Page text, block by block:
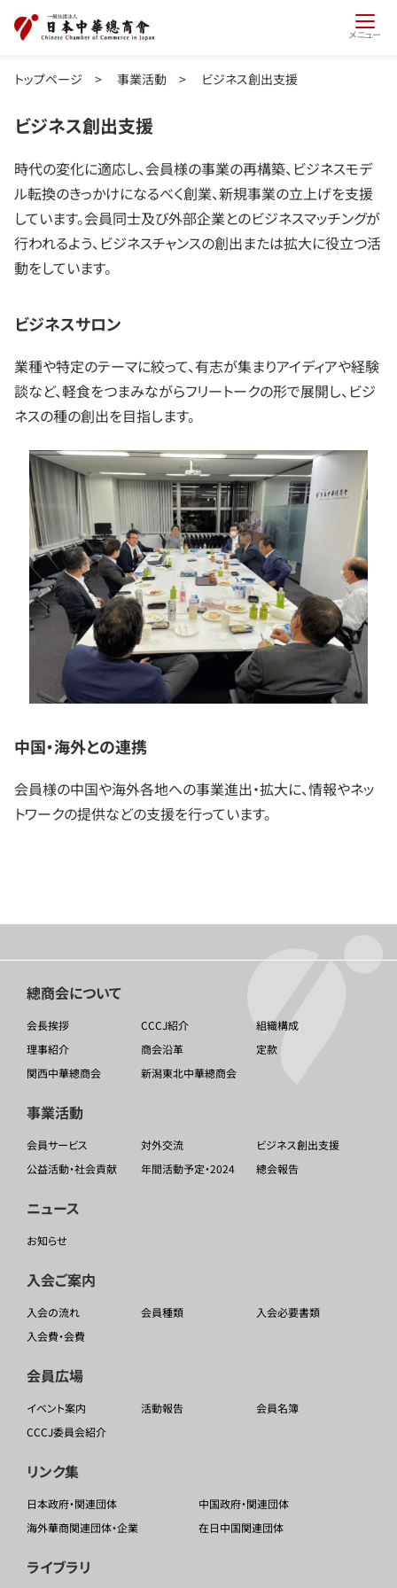
メニュー
トップページ > 事業活動 > ビジネス創出支援
ビジネス創出支援
時代の変化に適応し、会員様の事業の再構築、ビジネスモデ
ル転換のきっかけになるべく創業、新規事業の立上げを支援
しています。会員同士及び外部企業とのビジネスマッチングが
行われるよう、ビジネスチャンスの創出または拡大に役立つ活
動をしています。
ビジネスサロン
業種や特定のテーマに絞って、有志が集まりアイディアや経験
談など、軽食をつまみながらフリートークの形で展開し、ビジ
ネスの種の創出を目指します。
中国・海外との連携
会員様の中国や海外各地への事業進出・拡大に、情報やネッ
トワークの提供などの支援を行っています。
總商会について
会長挨拶 CCCJ紹介
組織構成
理事紹介
商会沿革
定款
関西中華總商会
新潟東北中華總商会
事業活動
会員サービス 対外交流
ビジネス創出支援
公益活動・社会貢献
年間活動予定・2024 總会報告
ニュース
お知らせ
入会ご案内
入会の流れ 会員種類
入会必要書類
入会費・会費
会員広場
イベント案内 活動報告
会員名簿
CCCJ委員会紹介
リンク集
日本政府・関連団体
中国政府・関連団体
海外華商関連団体・企業
在日中国関連団体
ライブラリ